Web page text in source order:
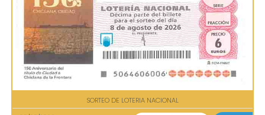
SORTEO DE LOTERIA NACIONAL